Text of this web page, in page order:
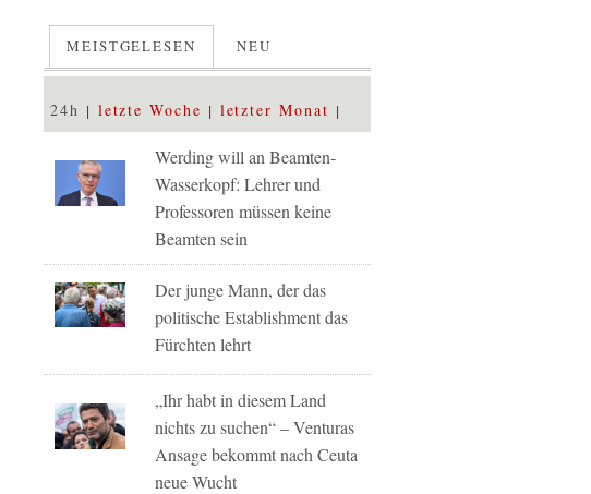
MEISTGELESEN NEU
24h letzte Woche letzter Monat
Werding will an Beamten-
Wasserkopf: Lehrer und
Professoren müssen keine
Beamten sein
Der junge Mann, der das
politische Establishment das
Fürchten lehrt
„Ihr habt in diesem Land
nichts zu suchen“ – Venturas
Ansage bekommt nach Ceuta
neue Wucht